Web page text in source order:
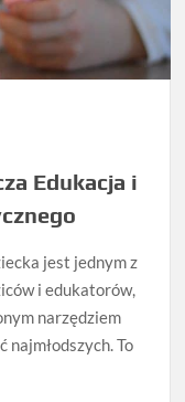
Edukacja i
jest jednym z
i edukatorów,
narzędziem
To